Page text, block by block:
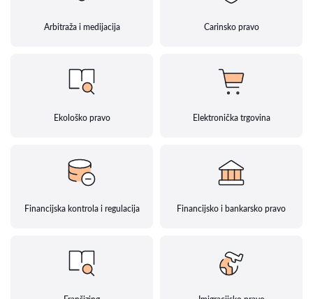
Arbitraža i medijacija Carinsko pravo
Ekološko pravo Elektronička trgovina
Financijska kontrola i regulacija Financijsko i bankarsko pravo